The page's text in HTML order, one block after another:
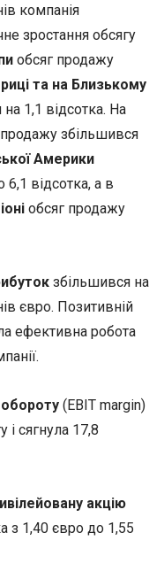
компанія
зростання обсягу
обсяг продажу
та на Близькому
1,1 відсотка. На
збільшився
Америки
відсотка, а в
обсяг продажу
збільшився на
євро. Позитивній
ефективна робота
обороту (EBIT margin)
і сягнула 17,8
акцію
з 1,40 євро до 1,55